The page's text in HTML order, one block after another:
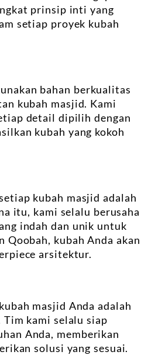
prinsip inti yang
setiap proyek kubah
bahan berkualitas
kubah masjid. Kami
detail dipilih dengan
kubah yang kokoh
kubah masjid adalah
itu, kami selalu berusaha
indah dan unik untuk
Qoobah, kubah Anda akan
arsitektur.
masjid Anda adalah
kami selalu siap
Anda, memberikan
solusi yang sesuai.